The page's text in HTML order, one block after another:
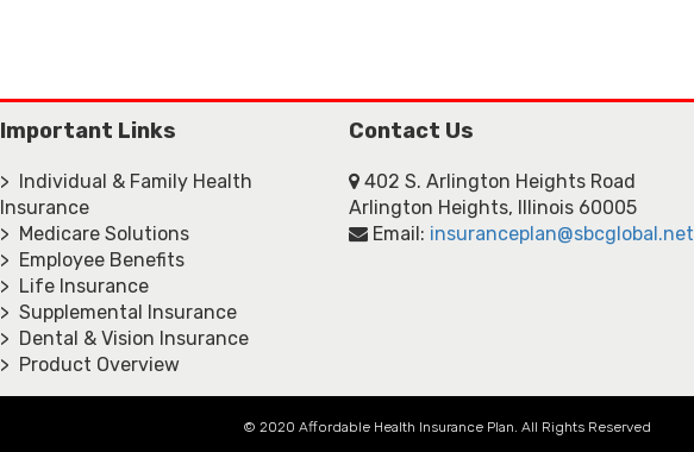
Important Links
> Individual & Family Health
Insurance
> Medicare Solutions
> Employee Benefits
> Life Insurance
> Supplemental Insurance
> Dental & Vision Insurance
> Product Overview
Contact Us
402 S. Arlington Heights Road
Arlington Heights, Illinois 60005
Email: insuranceplan@sbcglobal.net
© 2020 Affordable Health Insurance Plan. All Rights Reserved